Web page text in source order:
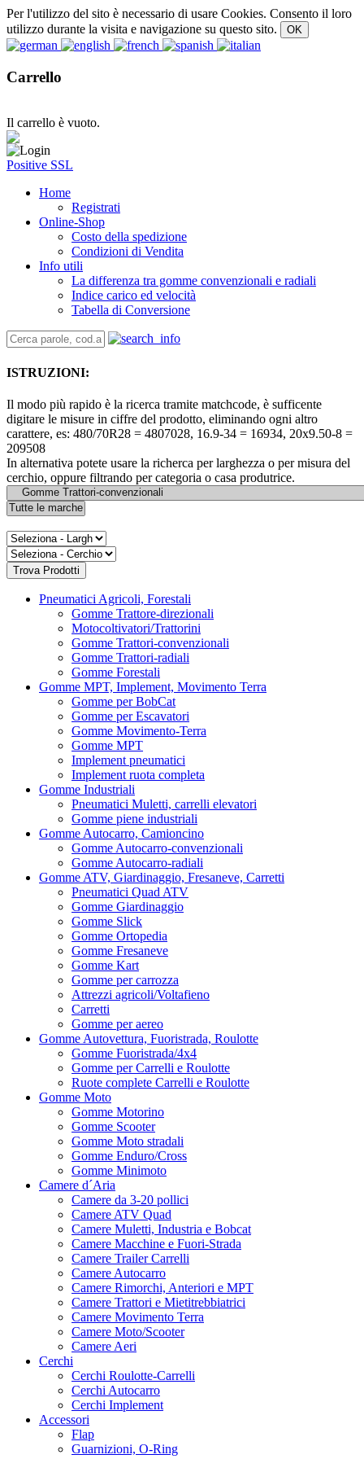
Per l'utilizzo del sito è necessario di usare Cookies. Consento il loro
utilizzo durante la visita e navigazione su questo sito.
Carrello
Il carrello è vuoto.
Positive SSL
Home
Registrati
Online-Shop
Costo della spedizione
Condizioni di Vendita
Info utili
La differenza tra gomme convenzionali e radiali
Indice carico ed velocità
Tabella di Conversione
ISTRUZIONI:
Il modo più rapido è la ricerca tramite matchcode, è sufficente
digitare le misure in ciffre del prodotto, eliminando ogni altro
carattere, es: 480/70R28 = 4807028, 16.9-34 = 16934, 20x9.50-8 =
209508
In alternativa potete usare la richerca per larghezza o per misura del
cerchio, oppure filtrando per categoria o casa produtrice.
Pneumatici Agricoli, Forestali
Gomme Trattore-direzionali
Motocoltivatori/Trattorini
Gomme Trattori-convenzionali
Gomme Trattori-radiali
Gomme Forestali
Gomme MPT, Implement, Movimento Terra
Gomme per BobCat
Gomme per Escavatori
Gomme Movimento-Terra
Gomme MPT
Implement pneumatici
Implement ruota completa
Gomme Industriali
Pneumatici Muletti, carrelli elevatori
Gomme piene industriali
Gomme Autocarro, Camioncino
Gomme Autocarro-convenzionali
Gomme Autocarro-radiali
Gomme ATV, Giardinaggio, Fresaneve, Carretti
Pneumatici Quad ATV
Gomme Giardinaggio
Gomme Slick
Gomme Ortopedia
Gomme Fresaneve
Gomme Kart
Gomme per carrozza
Attrezzi agricoli/Voltafieno
Carretti
Gomme per aereo
Gomme Autovettura, Fuoristrada, Roulotte
Gomme Fuoristrada/4x4
Gomme per Carrelli e Roulotte
Ruote complete Carrelli e Roulotte
Gomme Moto
Gomme Motorino
Gomme Scooter
Gomme Moto stradali
Gomme Enduro/Cross
Gomme Minimoto
Camere d´Aria
Camere da 3-20 pollici
Camere ATV Quad
Camere Muletti, Industria e Bobcat
Camere Macchine e Fuori-Strada
Camere Trailer Carrelli
Camere Autocarro
Camere Rimorchi, Anteriori e MPT
Camere Trattori e Mietitrebbiatrici
Camere Movimento Terra
Camere Moto/Scooter
Camere Aeri
Cerchi
Cerchi Roulotte-Carrelli
Cerchi Autocarro
Cerchi Implement
Accessori
Flap
Guarnizioni, O-Ring